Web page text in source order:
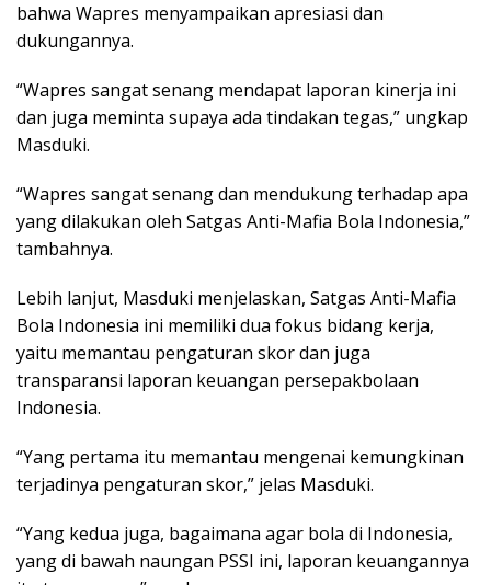
bahwa Wapres menyampaikan apresiasi dan
dukungannya.
“Wapres sangat senang mendapat laporan kinerja ini
dan juga meminta supaya ada tindakan tegas,” ungkap
Masduki.
“Wapres sangat senang dan mendukung terhadap apa
yang dilakukan oleh Satgas Anti-Mafia Bola Indonesia,”
tambahnya.
Lebih lanjut, Masduki menjelaskan, Satgas Anti-Mafia
Bola Indonesia ini memiliki dua fokus bidang kerja,
yaitu memantau pengaturan skor dan juga
transparansi laporan keuangan persepakbolaan
Indonesia.
“Yang pertama itu memantau mengenai kemungkinan
terjadinya pengaturan skor,” jelas Masduki.
“Yang kedua juga, bagaimana agar bola di Indonesia,
yang di bawah naungan PSSI ini, laporan keuangannya